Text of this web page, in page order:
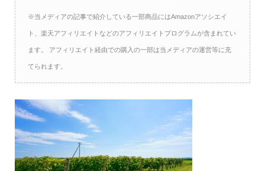
※当メディアの記事で紹介している一部商品にはAmazonアソシエイ
ト、楽天アフィリエイトなどのアフィリエイトプログラムが含まれてい
ます。 アフィリエイト経由での購入の一部は当メディアの運営等に充
てられます。